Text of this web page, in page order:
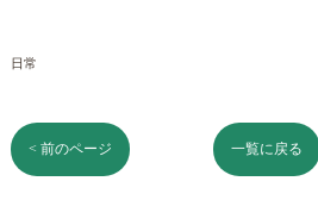
日常
< 前のページ 一覧に戻る